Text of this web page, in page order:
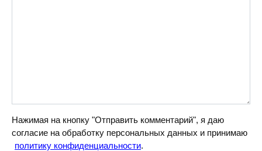
Нажимая на кнопку "Отправить комментарий", я даю
согласие на обработку персональных данных и принимаю
политику конфиденциальности.